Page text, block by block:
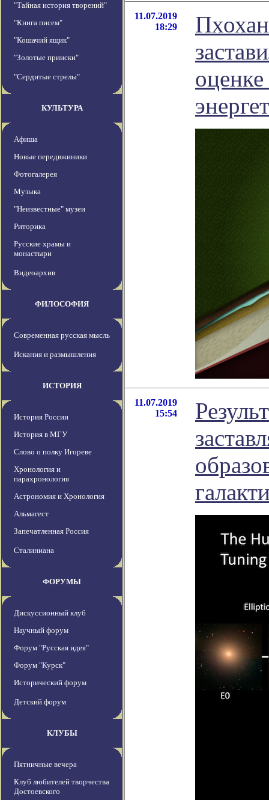
"Тайная история творений"
"Книга писем"
"Кошачий ящик"
"Золотые прииски"
"Сердитые стрелы"
КУЛЬТУРА
Афиша
Новые передвжиники
Фотогалерея
Музыка
"Неизвестные" музеи
Риторика
Русские храмы и
монастыри
Видеоархив
ФИЛОСОФИЯ
Современная русская мысль
Искания и размышления
ИСТОРИЯ
История России
История в МГУ
Слово о полку Игореве
Хронология и
парахронология
Астрономия и Хронология
Альмагест
Запечатленная Россия
Сталиниана
ФОРУМЫ
Дискуссионный клуб
Научный форум
Форум "Русская идея"
Форум "Курск"
Исторический форум
Детский форум
КЛУБЫ
Пятничные вечера
Клуб любителей творчества
Достоевского
11.07.2019
18:29
11.07.2019
15:54